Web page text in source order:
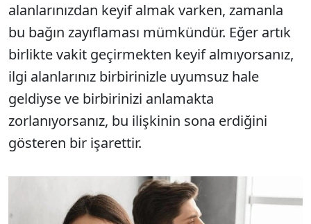
alanlarınızdan keyif almak varken, zamanla
bu bağın zayıflaması mümkündür. Eğer artık
birlikte vakit geçirmekten keyif almıyorsanız,
ilgi alanlarınız birbirinizle uyumsuz hale
geldiyse ve birbirinizi anlamakta
zorlanıyorsanız, bu ilişkinin sona erdiğini
gösteren bir işarettir.